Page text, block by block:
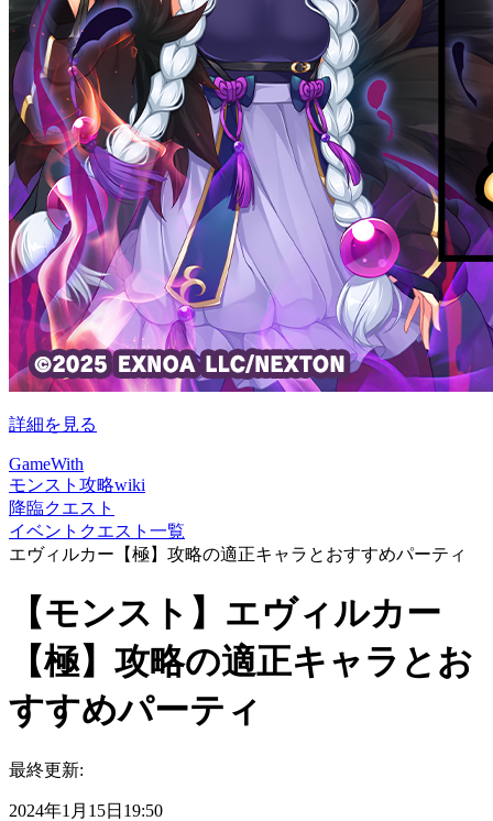
詳細を見る
GameWith
モンスト攻略wiki
降臨クエスト
イベントクエスト一覧
エヴィルカー【極】攻略の適正キャラとおすすめパーティ
【モンスト】エヴィルカー
【極】攻略の適正キャラとお
すすめパーティ
最終更新:
2024年1月15日19:50